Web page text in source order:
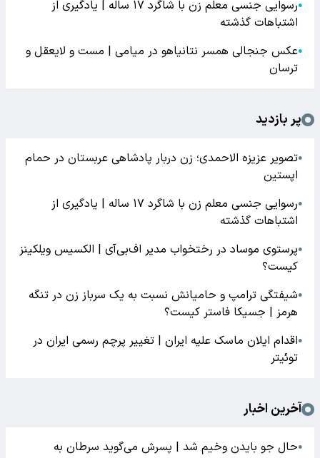
●
رسوایی جنسی معلم زن با شاگرد ۱۷ ساله | یادگیری از
اشتباهات گذشته
●عکس جنجالی همسر نتانیاهو در میامی | مست و لایعقل و
ترسان
پر بازدید
●تصویر عزیزه الاحمدی؛ زن دربار پادشاهی عربستان در حمام
اپستین
●
رسوایی جنسی معلم زن با شاگرد ۱۷ ساله | یادگیری از
اشتباهات گذشته
●پرستوی موساد در رختخواب مدیر اف‌بی‌آی | الکسیس ویلکینز
کیست؟
●شیفتگی ترامپ و حامیانش نسبت به یک سرباز زن در تنگه
هرمز | جسیکا فاستر کیست؟
●اقدام ایلان ماسک علیه ایران | تغییر پرچم رسمی ایران در
توئیتر
آخرین اخبار
●حال جو بایدن وخیم شد | پسرش می‌گوید سرطان به